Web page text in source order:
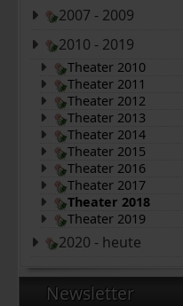
2007 - 2009
2010 - 2019
Theater 2010
Theater 2011
Theater 2012
Theater 2013
Theater 2014
Theater 2015
Theater 2016
Theater 2017
Theater 2018
Theater 2019
2020 - heute
Newsletter